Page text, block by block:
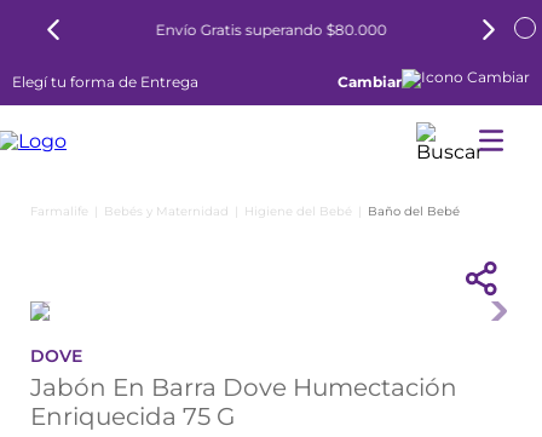
Envío Gratis superando $80.000
Elegí tu forma de Entrega Cambiar
Bebés y Maternidad Higiene del Bebé Baño del Bebé
DOVE
Jabón En Barra Dove Humectación
Enriquecida 75 G